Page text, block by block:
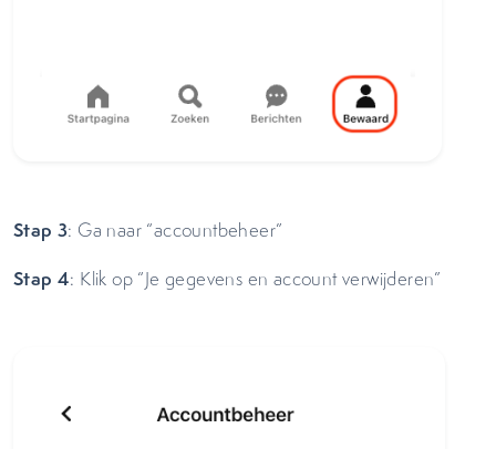
Stap 3: Ga naar “accountbeheer”
Stap 4: Klik op “Je gegevens en account verwijderen”